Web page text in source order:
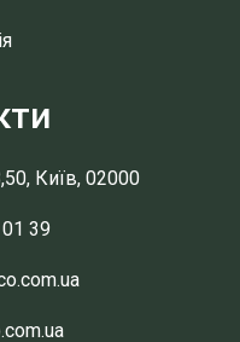
Київ, 02000
39